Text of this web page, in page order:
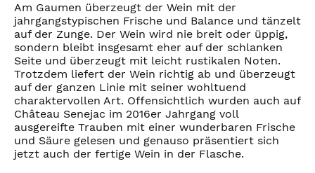
Am Gaumen überzeugt der Wein mit der
jahrgangstypischen Frische und Balance und tänzelt
auf der Zunge. Der Wein wird nie breit oder üppig,
sondern bleibt insgesamt eher auf der schlanken
Seite und überzeugt mit leicht rustikalen Noten.
Trotzdem liefert der Wein richtig ab und überzeugt
auf der ganzen Linie mit seiner wohltuend
charaktervollen Art. Offensichtlich wurden auch auf
Château Senejac im 2016er Jahrgang voll
ausgereifte Trauben mit einer wunderbaren Frische
und Säure gelesen und genauso präsentiert sich
jetzt auch der fertige Wein in der Flasche.